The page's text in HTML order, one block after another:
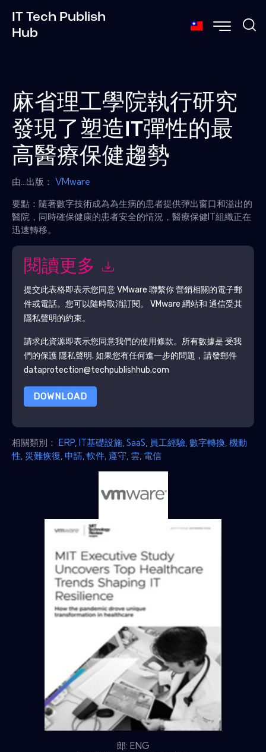
IT Tech Publish
Hub
麻省理工學院執行研究
發現了塑造IT彈性的最
高醫療保健趨勢
由...出版： VMware
要點：隨著數字技術成為為生病的患者提供彈出窗口和溢出的
醫院，同時確保健康的患者安全的情況，醫療保健IT組織正在
迅速轉移。
閱讀更多
提交此表格即表示您同意VMware 聯繫你 營銷相關的電子郵
件或電話。您可以隨時取消訂閱。 VMware 網站和 通信受其
隱私聲明的約束。
請求此資源即表示您同意我們的使用條款。所有數據是 受我
們的保護 隱私聲明. 如果您有任何進一步的問題，請發郵件
dataprotection@techpublishhub.com
DOWNLOAD
相關類別： ERP IT基礎設施 SaaS 員工經驗 數字轉換 機動
性 災難恢復 申請 軟件 遵守 雲 電信
郎: ENG